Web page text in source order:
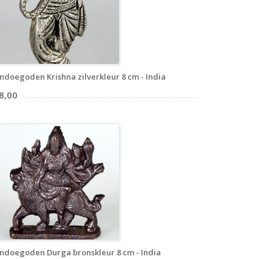
Krishna zilverkleur 8 cm - India
Durga bronskleur 8 cm - India